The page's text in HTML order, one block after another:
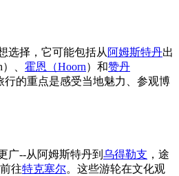
选择，它可能包括从 阿姆斯特丹出
、 霍恩（Hoorn）和赞丹
行的重点是感受当地魅力、参观博
广--从阿姆斯特丹到 乌得勒支 ，途
往特克塞尔。这些游轮在文化观